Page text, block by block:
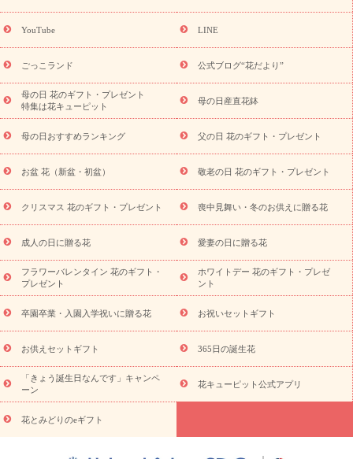
(トルコキキョウ)
9月の誕生花(リンドウ)
ら探す
お祝いの花特集 当日配達特急便 お祝い商品一覧
念日
結婚祝い 出産祝い 退院祝い・快気祝い
寿祝い
プチギフト ペットのお祝いフラワー
供え・お悔やみ商品一覧
お供え・お悔やみの花
四十九日法要以
お供え プリザーブドフラワー
ペットのお供えフラワー
お盆（新
盆・初盆）
その他 お祝い返し お見舞い
お取り寄せギフト
ビジネス用
ご自宅用 観葉植物 ミディ胡蝶蘭
プリザーブ
ドフラワー
スタイルから探す アレンジメント 花束
スタ
ンド花
お祝い お供え・お悔やみ 胡蝶蘭 胡蝶蘭・花鉢
ディ胡蝶蘭・お祝い
ミディ胡蝶蘭・お供え
世界初の青色胡蝶蘭
観葉植物
観葉植物 産直多肉植物
プリザーブドフラワー
お祝い
お供え・お悔やみ 花とセットギフト
セミオーダー
プチギフト（hanamore -ハナモア-）
花とみどりのeギフト
キューピットのeGfit
カラー ピンク イエローオレンジ
レッ
ド
お花の種類 トルコキキョウ
お祝い お祝い・3000円～ お祝い・4000円～
お祝い・
5000円～
お祝い・7000円～ お祝い・ 10000円～
お供え・お
悔やみ
円～
お供え・お悔やみ・
読み物
YouTube LINE
ごっこランド 公式ブログ“花だより”
母の日 花のギフト・プレゼント
特集は花キューピット
母の日産直花鉢
母の日おすすめランキング 父の日 花のギフト・プレゼント
お盆 花（新盆・初盆） 敬老の日 花のギフト・プレゼント
クリスマス 花のギフト・プレゼント 喪中見舞い・冬のお供えに贈る花
成人の日に贈る花 愛妻の日に贈る花
フラワーバレンタイン 花のギフト・
プレゼント
ホワイトデー 花のギフト・プレゼ
ント
卒園卒業・入園入学祝いに贈る花 お祝いセットギフト
お供えセットギフト 365日の誕生花
「きょう誕生日なんです」キャンペ
ーン
花キューピット公式アプリ
花とみどりのeギフト